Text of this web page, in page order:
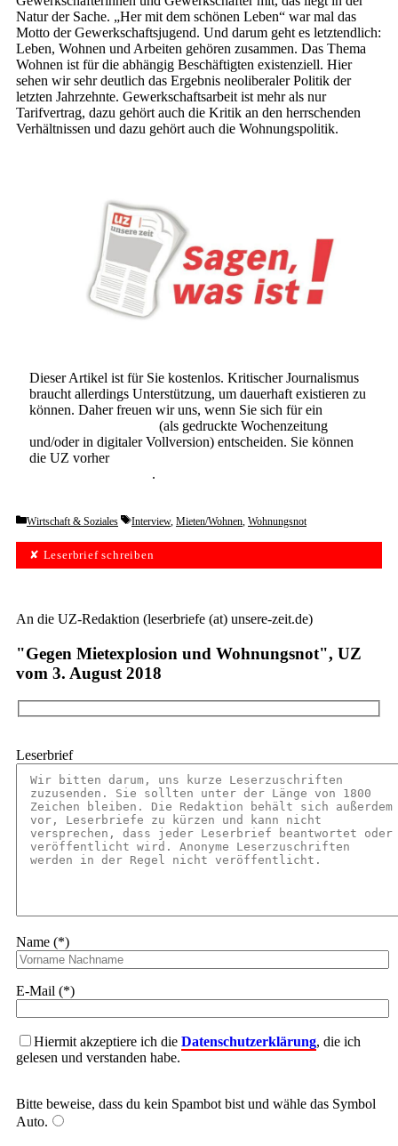
Natur der Sache. „Her mit dem schönen Leben“ war mal das
Motto der Gewerkschaftsjugend. Und darum geht es letztendlich:
Leben, Wohnen und Arbeiten gehören zusammen. Das Thema
Wohnen ist für die abhängig Beschäftigten existenziell. Hier
sehen wir sehr deutlich das Ergebnis neoliberaler Politik der
letzten Jahrzehnte. Gewerkschaftsarbeit ist mehr als nur
Tarifvertrag, dazu gehört auch die Kritik an den herrschenden
Verhältnissen und dazu gehört auch die Wohnungspolitik.
Dieser Artikel ist für Sie kostenlos. Kritischer Journalismus
braucht allerdings Unterstützung, um dauerhaft existieren zu
können. Daher freuen wir uns, wenn Sie sich für ein
(als gedruckte Wochenzeitung
und/oder in digitaler Vollversion) entscheiden. Sie können
die UZ vorher
.
Categories
Wirtschaft & Soziales Tags
Interview, Mieten/Wohnen, Wohnungsnot
✘ Leserbrief schreiben
An die UZ-Redaktion (leserbriefe (at) unsere-zeit.de)
"Gegen Mietexplosion und Wohnungsnot", UZ
vom 3. August 2018
Leserbrief
Name (*)
E-Mail (*)
Hiermit akzeptiere ich die Datenschutzerklärung, die ich
gelesen und verstanden habe.
Bitte beweise, dass du kein Spambot bist und wähle das Symbol
Auto.